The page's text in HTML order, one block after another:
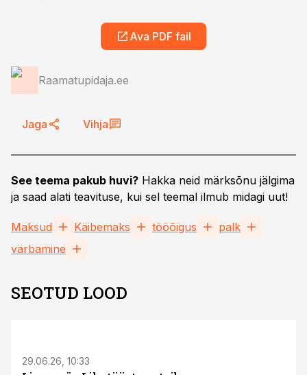
Ava PDF fail
Raamatupidaja.ee
Jaga Vihja
See teema pakub huvi? Hakka neid märksõnu jälgima
ja saad alati teavituse, kui sel teemal ilmub midagi uut!
Maksud Käibemaks tööõigus
palk
värbamine
SEOTUD LOOD
29.06.26, 10:33